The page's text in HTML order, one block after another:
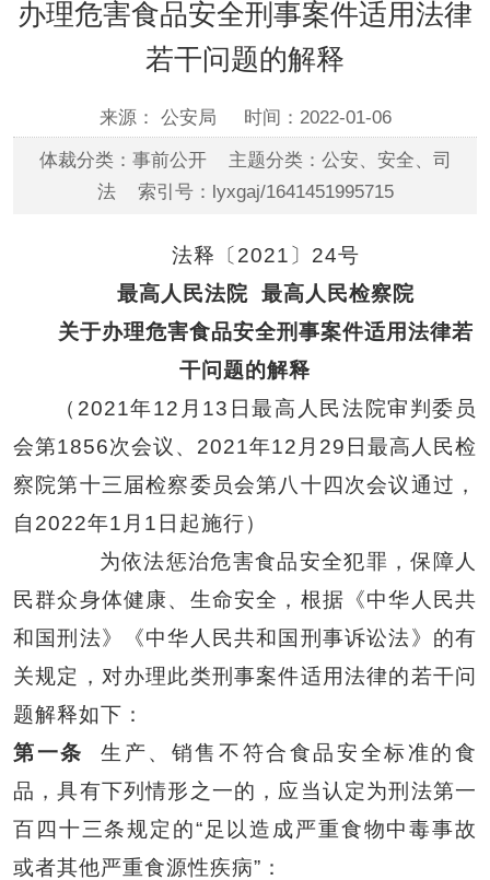
办理危害食品安全刑事案件适用法律
若干问题的解释
来源： 公安局 时间：2022-01-06
体裁分类：事前公开 主题分类：公安、安全、司
法 索引号：lyxgaj/1641451995715
法释〔 2021〕24号
最高人民法院 最高人民检察院
关于办理危害食品安全刑事案件适用法律若
干问题的解释
（ 2021年12月13日最高人民法院审判委员
会第1856次会议、2021年12月29日最高人民检
察院第十三届检察委员会第八十四次会议通过，
自2022年1月1日起施行）
为依法惩治危害食品安全犯罪，保障人
民群众身体健康、生命安全，根据《中华人民共
和国刑法》《中华人民共和国刑事诉讼法》的有
关规定，对办理此类刑事案件适用法律的若干问
题解释如下：
第一条
生产、销售不符合食品安全标准的食
品，具有下列情形之一的，应当认定为刑法第一
百四十三条规定的“足以造成严重食物中毒事故
或者其他严重食源性疾病”：